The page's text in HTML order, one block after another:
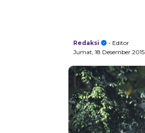
Redaksi
- Editor
Jumat, 18 Desember 2015